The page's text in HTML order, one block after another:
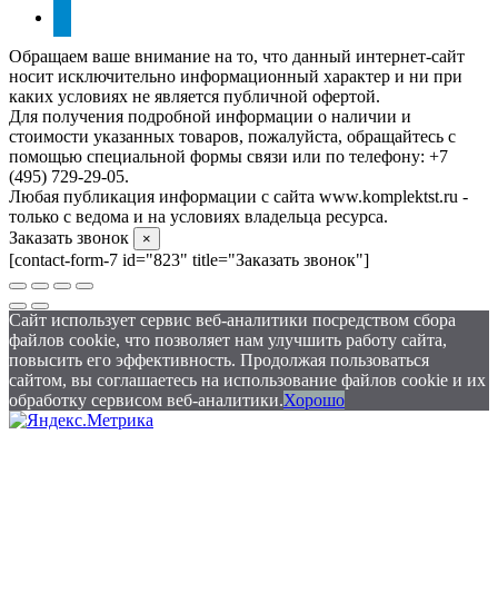
Обращаем ваше внимание на то, что данный интернет-сайт
носит исключительно информационный характер и ни при
каких условиях не является публичной офертой.
Для получения подробной информации о наличии и
стоимости указанных товаров, пожалуйста, обращайтесь с
помощью специальной формы связи или по телефону: +7
(495) 729-29-05.
Любая публикация информации с сайта www.komplektst.ru -
только с ведома и на условиях владельца ресурса.
Заказать звонок
×
[contact-form-7 id="823" title="Заказать звонок"]
Сайт использует сервис веб-аналитики посредством сбора
файлов cookie, что позволяет нам улучшить работу сайта,
повысить его эффективность. Продолжая пользоваться
сайтом, вы соглашаетесь на использование файлов cookie и их
обработку сервисом веб-аналитики.Хорошо